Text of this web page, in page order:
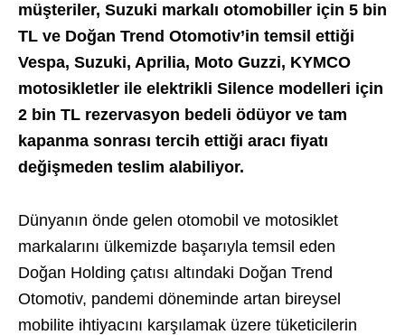
müşteriler, Suzuki markalı otomobiller için 5 bin
TL ve Doğan Trend Otomotiv’in temsil ettiği
Vespa, Suzuki, Aprilia, Moto Guzzi, KYMCO
motosikletler ile elektrikli Silence modelleri için
2 bin TL rezervasyon bedeli ödüyor ve tam
kapanma sonrası tercih ettiği aracı fiyatı
değişmeden teslim alabiliyor.
Dünyanın önde gelen otomobil ve motosiklet
markalarını ülkemizde başarıyla temsil eden
Doğan Holding çatısı altındaki Doğan Trend
Otomotiv, pandemi döneminde artan bireysel
mobilite ihtiyacını karşılamak üzere tüketicilerin